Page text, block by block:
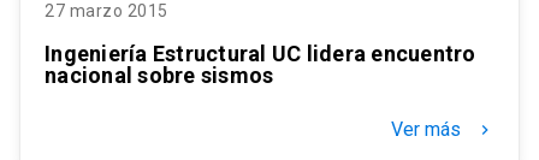
27 marzo 2015
Ingeniería Estructural UC lidera encuentro
nacional sobre sismos
Ver más keyboard_arrow_right